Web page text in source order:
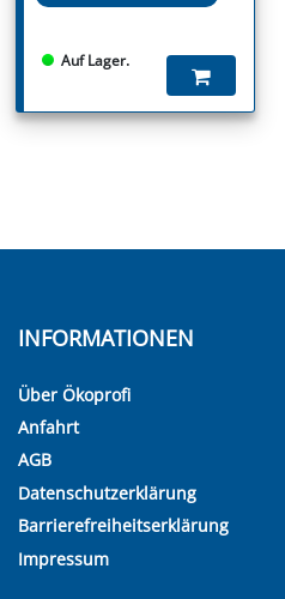
Auf Lager.
INFORMATIONEN
Über Ökoprofi
Anfahrt
AGB
Datenschutzerklärung
Barrierefreiheitserklärung
Impressum